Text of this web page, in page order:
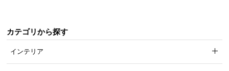
カテゴリから探す
インテリア